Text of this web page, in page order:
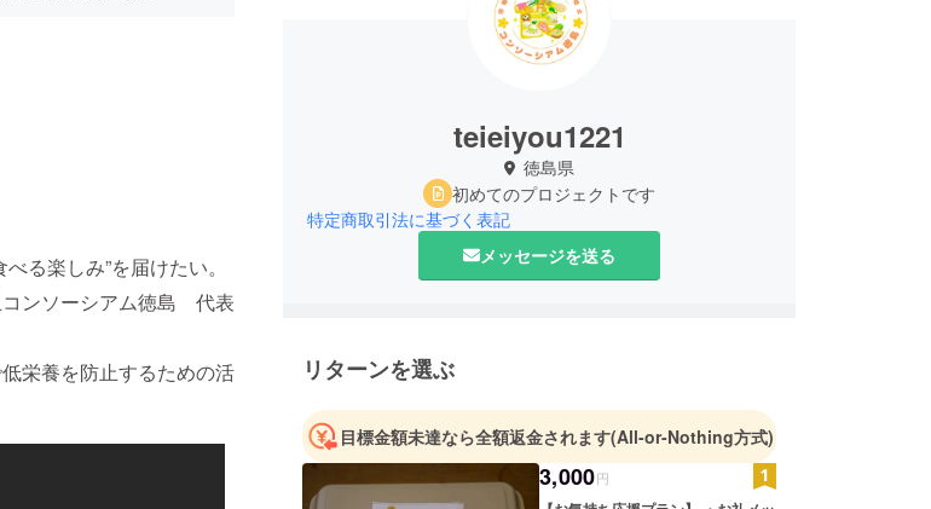
る楽しみ”を届けたい。
ンソーシアム徳島 代表
栄養を防止するための活
teieiyou1221
徳島県
初めてのプロジェクトです
特定商取引法に基づく表記
メッセージを送る
リターンを選ぶ
目標金額未達なら全額返金されます(All-or-Nothing方式)
3,000円